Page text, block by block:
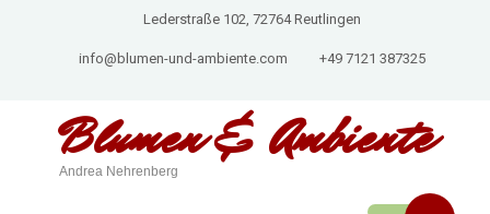
Lederstraße 102, 72764 Reutlingen
info@blumen-und-ambiente.com +49 7121 387325
Blumen & Ambiente
Andrea Nehrenberg